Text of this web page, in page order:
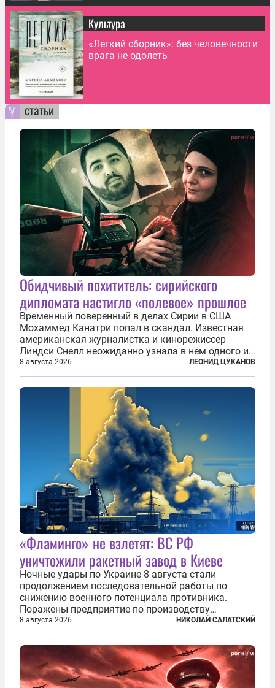
Культура
«Легкий сборник»: без человечности
врага не одолеть
статьи
Обидчивый похититель: сирийского
дипломата настигло «полевое» прошлое
Временный поверенный в делах Сирии в США
Мохаммед Канатри попал в скандал. Известная
американская журналистка и кинорежиссер
Линдси Снелл неожиданно узнала в нем одного из
бандитов, похитивших ее в сирийском Алеппо в
2016 году. Журналистка убеждена, что Канатри, в
то время известный под подпольным...
8 августа 2026 ЛЕОНИД ЦУКАНОВ
«Фламинго» не взлетят: ВС РФ
уничтожили ракетный завод в Киеве
Ночные удары по Украине 8 августа стали
продолжением последовательной работы по
снижению военного потенциала противника.
Поражены предприятие по производству
крылатых ракет, крупный склад топлива и два
сухогруза с военными грузами. Дополнительно
нанесены удары по объектам в ряде городов. В
Киеве...
8 августа 2026 НИКОЛАЙ САЛАТСКИЙ